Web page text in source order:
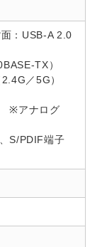
：USB-A 2.0
TX）
／5G）
※アナログ
S/PDIF端子